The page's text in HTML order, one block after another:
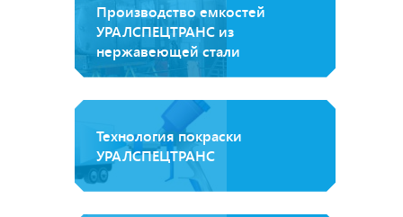
Производство емкостей
УРАЛСПЕЦТРАНС из
нержавеющей стали
Технология покраски
УРАЛСПЕЦТРАНС